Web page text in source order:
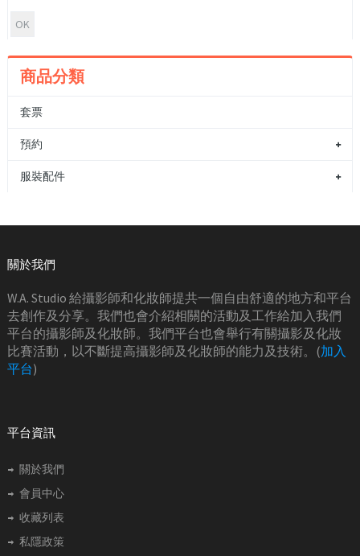
商品分類
套票
預約
服裝配件
關於我們
W.A. Studio 給攝影師和化妝師提共一個自由舒適的地方和平台
去創作及分享。我們也會介紹相關的活動及工作給加入我們
平台的攝影師及化妝師。我們平台也會舉行有關攝影及化妝
比賽活動，以不斷提高攝影師及化妝師的能力及技術。(加入
平台)
平台資訊
關於我們
會員中心
收藏列表
私隱政策